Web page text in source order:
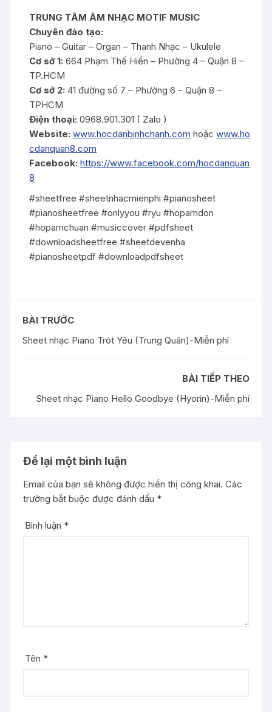
TRUNG TÂM ÂM NHẠC MOTIF MUSIC
Chuyên đào tạo:
Piano – Guitar – Organ – Thanh Nhạc – Ukulele
Cơ sở 1: 664 Phạm Thế Hiển – Phường 4 – Quận 8 –
TP.HCM
Cơ sở 2: 41 đường số 7 – Phường 6 – Quận 8 –
TPHCM
Điện thoại: 0968.901.301 ( Zalo )
Website: www.hocdanbinhchanh.com hoặcwww.ho
cdanquan8.com
Facebook: https://www.facebook.com/hocdanquan
8
#sheetfree #sheetnhacmienphi #pianosheet
#pianosheetfree #onlyyou #ryu #hopamdon
#hopamchuan #musiccover #pdfsheet
#downloadsheetfree #sheetdevenha
#pianosheetpdf #downloadpdfsheet
BÀI TRƯỚC
Sheet nhạc Piano Trót Yêu (Trung Quân)-Miễn phí
BÀI TIẾP THEO
Sheet nhạc Piano Hello Goodbye (Hyorin)-Miễn phí
Để lại một bình luận
Email của bạn sẽ không được hiển thị công khai. Các
trường bắt buộc được đánh dấu *
Bình luận *
Tên *